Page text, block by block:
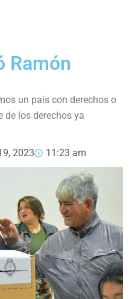
Ramón
un país con derechos o
de los derechos ya
2023 11:23 am